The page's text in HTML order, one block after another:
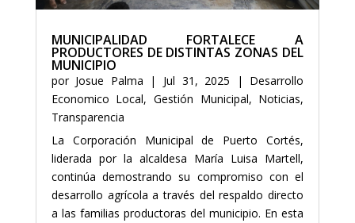
MUNICIPALIDAD FORTALECE A
PRODUCTORES DE DISTINTAS ZONAS DEL
MUNICIPIO
por Josue Palma | Jul 31, 2025 | Desarrollo
Economico Local,Gestión Municipal, Noticias,
Transparencia
La Corporación Municipal de Puerto Cortés,
liderada por la alcaldesa María Luisa Martell,
continúa demostrando su compromiso con el
desarrollo agrícola a través del respaldo directo
a las familias productoras del municipio. En esta